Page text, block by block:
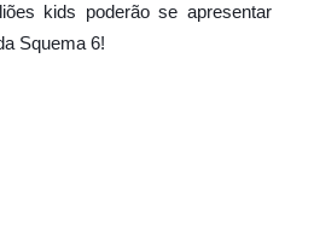
kids poderão se apresentar
Squema 6!